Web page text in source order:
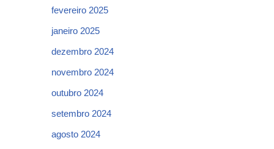
fevereiro 2025
janeiro 2025
dezembro 2024
novembro 2024
outubro 2024
setembro 2024
agosto 2024